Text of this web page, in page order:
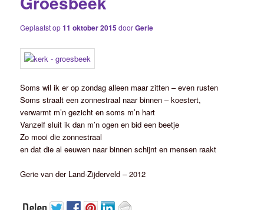
Geplaatst op11 oktober 2015 doorGerie
Soms wil ik er op zondag alleen maar zitten – even rusten
Soms straalt een zonnestraal naar binnen – koestert,
verwarmt m’n gezicht en soms m’n hart
Vanzelf sluit ik dan m’n ogen en bid een beetje
Zo mooi die zonnestraal
en dat die al eeuwen naar binnen schijnt en mensen raakt
Gerie van der Land-Zijderveld – 2012